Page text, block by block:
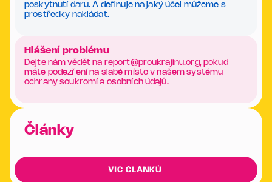
poskytnutí daru. A definuje na jaký účel můžeme s
prostředky nakládat.
Hlášení problému
Dejte nám vědět na report@proukrajinu.org, pokud
máte podezření na slabé místo v našem systému
ochrany soukromí a osobních údajů.
Články
VÍC ČLÁNKŮ